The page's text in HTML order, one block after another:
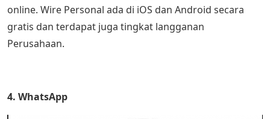
online. Wire Personal ada di iOS dan Android secara
gratis dan terdapat juga tingkat langganan
Perusahaan.
4. WhatsApp